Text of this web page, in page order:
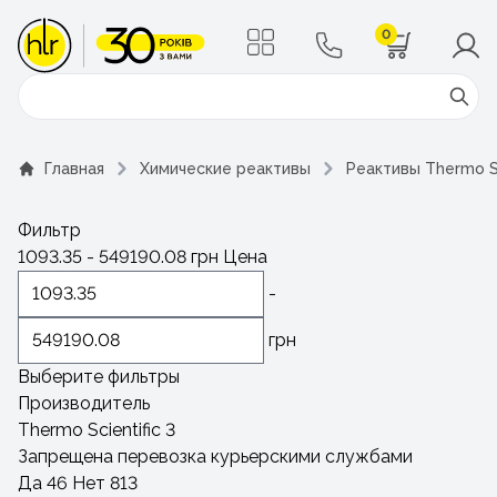
0
Поиск
Главная Химические реактивы Реактивы Thermo
Фильтр
1093.35 - 549190.08 грн Цена
-
грн
Выберите фильтры
Производитель
Thermo Scientific 3
Запрещена перевозка курьерскими службами
Да 46 Нет 813